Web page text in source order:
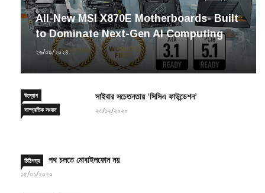
All-New MSI X870E Motherboards- Built
to Dominate Next-Gen AI Computing
২৬/০৯/২০২৪
সাম্প্রতিক সংবাদ
২৩/১২/২০২০
১৫/০১/২০২০